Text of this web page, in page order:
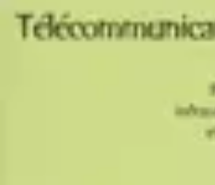
Code Simplifié
Développement LogicielÉcriture de Code
OptimisationAmélioration du CodeOutils